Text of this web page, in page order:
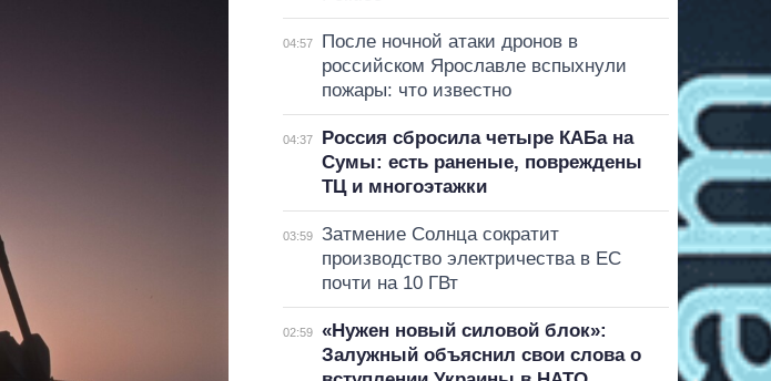
04:57
После ночной атаки дронов в
российском Ярославле вспыхнули
пожары: что известно
04:37
Россия сбросила четыре КАБа на
Сумы: есть раненые, повреждены
ТЦ и многоэтажки
03:59
Затмение Солнца сократит
производство электричества в ЕС
почти на 10 ГВт
02:59
«Нужен новый силовой блок»:
Залужный объяснил свои слова о